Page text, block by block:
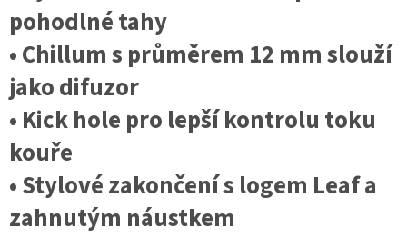
pohodlné tahy
• Chillum s průměrem 12 mm slouží
jako difuzor
• Kick hole pro lepší kontrolu toku
kouře
• Stylové zakončení s logem Leaf a
zahnutým náustkem